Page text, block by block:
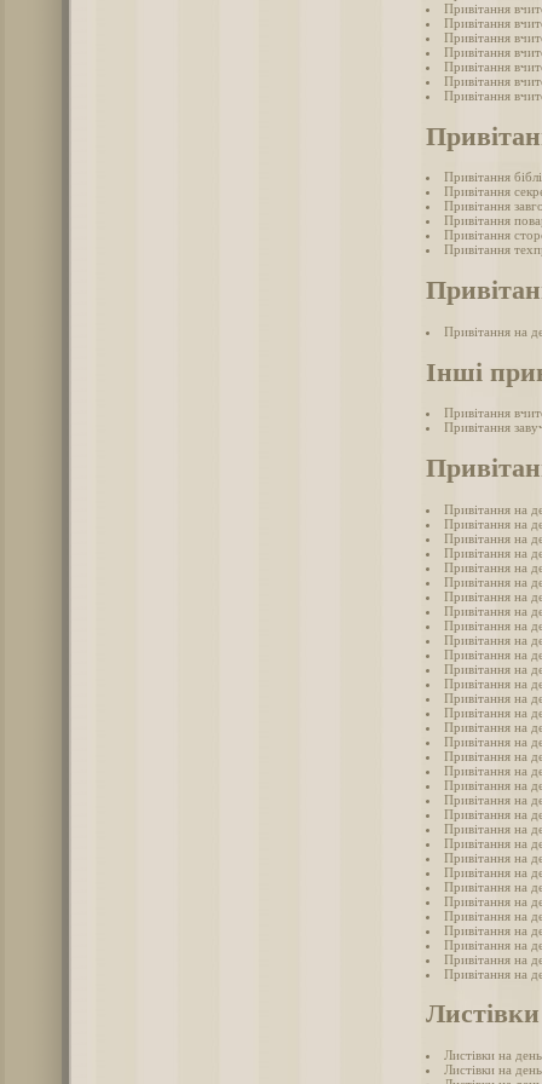
Привітання
Привітання
Привітання
Привітання
Привітання
Привітання
Привітання
Привітання
Привітання
Привітання
Привітання
Привітання
Привітання
Привітання на
Інші
Привітання
Привітання
Привітання на
Привітання на
Привітання на
Привітання на
Привітання на
Привітання на
Привітання на
Привітання на
Привітання на
Привітання на
Привітання на
Привітання на
Привітання на
Привітання на
Привітання на
Привітання на
Привітання на
Привітання на
Привітання на
Привітання на
Привітання на
Привітання на
Привітання на
Привітання на
Привітання на
Привітання на
Привітання на
Привітання на
Привітання на
Привітання на
Привітання на
Привітання на
Привітання на
Листівки на
Листівки на